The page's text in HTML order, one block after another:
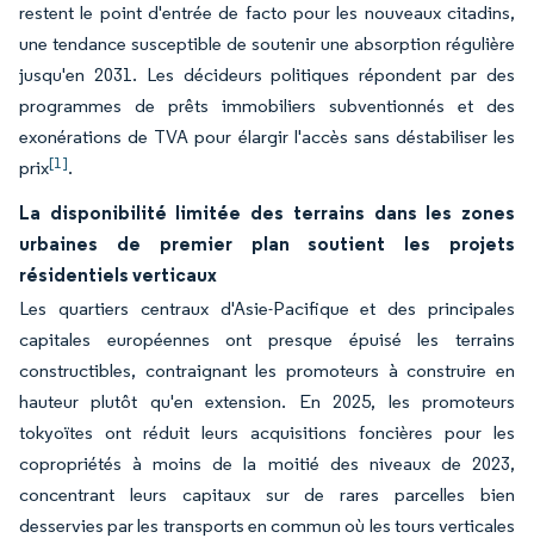
restent le point d'entrée de facto pour les nouveaux citadins,
une tendance susceptible de soutenir une absorption régulière
jusqu'en 2031. Les décideurs politiques répondent par des
programmes de prêts immobiliers subventionnés et des
exonérations de TVA pour élargir l'accès sans déstabiliser les
prix[1].
La disponibilité limitée des terrains dans les zones
urbaines de premier plan soutient les projets
résidentiels verticaux
Les quartiers centraux d'Asie-Pacifique et des principales
capitales européennes ont presque épuisé les terrains
constructibles, contraignant les promoteurs à construire en
hauteur plutôt qu'en extension. En 2025, les promoteurs
tokyoïtes ont réduit leurs acquisitions foncières pour les
copropriétés à moins de la moitié des niveaux de 2023,
concentrant leurs capitaux sur de rares parcelles bien
desservies par les transports en commun où les tours verticales